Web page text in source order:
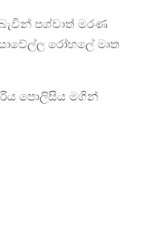
පශ්චාත් මරණ
රෝහලේ මෘත
පොලිසිය මගින්